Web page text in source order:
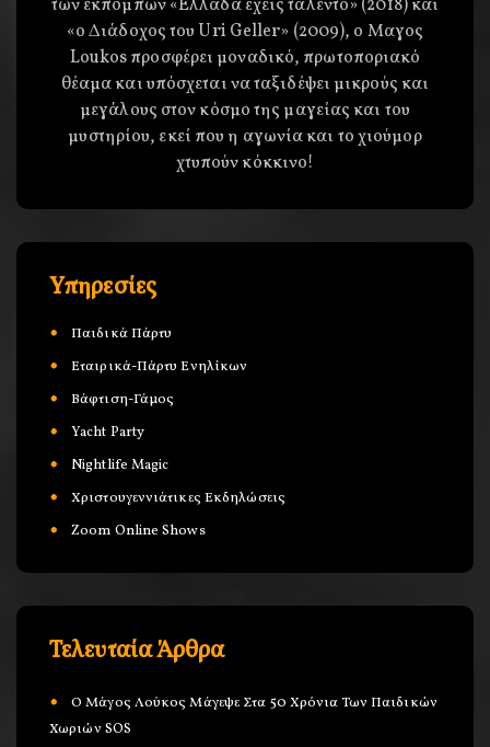
των εκπομπών «Ελλάδα έχεις ταλέντο» (2018) και
«ο Διάδοχος του Uri Geller» (2009), o Μαγος
Loukos προσφέρει μοναδικό, πρωτοποριακό
θέαμα και υπόσχεται να ταξιδέψει μικρούς και
μεγάλους στον κόσμο της μαγείας και του
μυστηρίου, εκεί που η αγωνία και το χιούμορ
χτυπούν κόκκινο!
Υπηρεσίες
Παιδικά Πάρτυ
Εταιρικά-Πάρτυ Ενηλίκων
Βάφτιση-Γάμος
Yacht Party
Nightlife Magic
Χριστουγεννιάτικες Εκδηλώσεις
Zoom Online Shows
Τελευταία Άρθρα
Ο Μάγος Λούκος Μάγεψε Στα 50 Χρόνια Των Παιδικών
Χωριών SOS